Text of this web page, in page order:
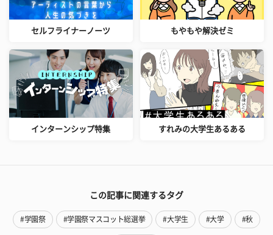
セルフライナーノーツ もやもや解決ゼミ
インターンシップ特集 すれみの大学生あるある
この記事に関連するタグ
#学園祭 #学園祭マスコット総選挙 #大学生 #大学 #秋